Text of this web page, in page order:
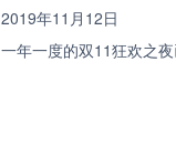
2019年11月12日
一年一度的双11狂欢之